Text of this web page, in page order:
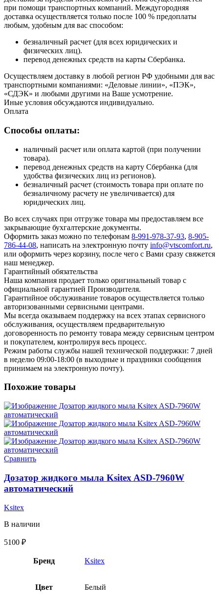
при помощи транспортных компаний. Междугородняя
доставка осуществляется только после 100 % предоплаты
любым, удобным для вас способом:
безналичный расчет (для всех юридических и
физических лиц).
перевод денежных средств на карты Сбербанка.
Осуществляем доставку в любой регион РФ удобными для вас
транспортными компаниями: «Деловые линии», «ПЭК»,
«СДЭК» и любыми другими на Ваше усмотрение.
Иные условия обсуждаются индивидуально.
Оплата
Способы оплаты:
наличный расчет или оплата картой (при получении
товара).
перевод денежных средств на карту Сбербанка (для
удобства физических лиц из регионов).
безналичный расчет (стоимость товара при оплате по
безналичному расчету не увеличивается) для
юридических лиц.
Во всех случаях при отгрузке товара мы предоставляем все
закрывающие бухгалтерские документы.
Оформить заказ можно по телефонам 8-991-978-37-93, 8-905-
786-44-08, написать на электронную почту info@vtscomfort.ru,
или оформить через корзину, после чего с Вами сразу свяжется
наш менеджер.
Гарантийный обязательства
Наша компания продает только оригинальный товар с
официальной гарантией Производителя.
Гарантийное обслуживание товаров осуществляется только
авторизованными сервисными центрами.
Мы всегда оказываем поддержку на всех этапах сервисного
обслуживания, осуществляем предварительную
договоренность по ремонту товара между сервисным центром
и покупателем, контролируя весь процесс.
Режим работы службы нашей технической поддержки: 7 дней
в неделю 09:00-18:00 (в выходные и праздники сообщения
принимаем на электронную почту).
Похожие товары
Сравнить
Дозатор жидкого мыла Ksitex ASD-7960W
автоматический
Ksitex
В наличии
5100 ₽
Бренд Ksitex
Цвет Белый